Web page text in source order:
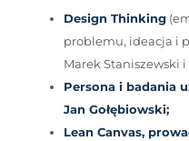
Design Thinking
problemu, ideacja i
Marek Staniszewski
Persona i badania
Jan Gołębiowski;
Lean Canvas,